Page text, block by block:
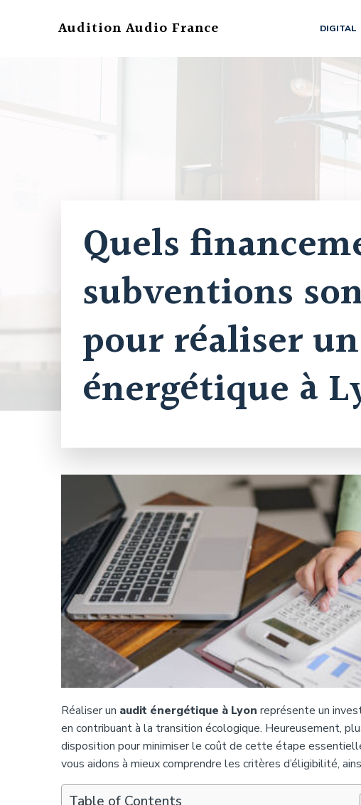
Audition Audio France DIGITAL
Quels
subventions
pour réaliser
énergétique à
Réaliser un audit énergétique à Lyon représente un
en contribuant à la transition écologique. Heureusement,
disposition pour minimiser le coût de cette étape
vous aidons à mieux comprendre les critères d’éligibilité,